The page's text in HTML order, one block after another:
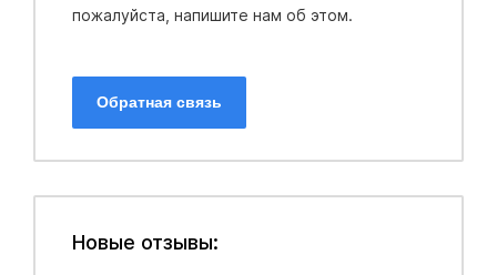
пожалуйста, напишите нам об этом.
Обратная связь
Новые отзывы: